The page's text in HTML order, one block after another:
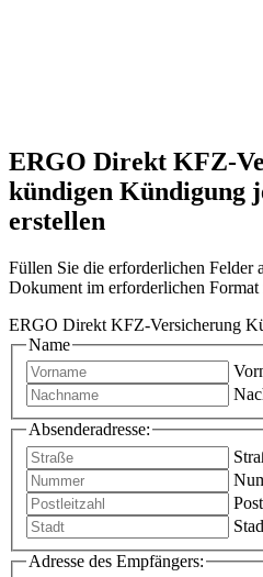
ERGO Direkt KFZ-
kündigen Kündigung
erstellen
Füllen Sie die erforderlichen Felder
Dokument im erforderlichen Format
ERGO Direkt KFZ-Versicherung
Name
Absenderadresse:
Adresse des Empfängers: